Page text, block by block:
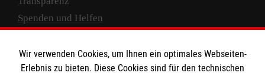
Spenden und Helfen
Empfänger: Malteser Hilfsdienst e.V.
Wir verwenden Cookies, um Ihnen ein optimales Webseiten-
Erlebnis zu bieten. Diese Cookies sind für den technischen